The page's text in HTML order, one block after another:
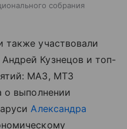
собрания
участвовали
Кузнецов и топ-
МАЗ, МТЗ
о выполнении
Александра